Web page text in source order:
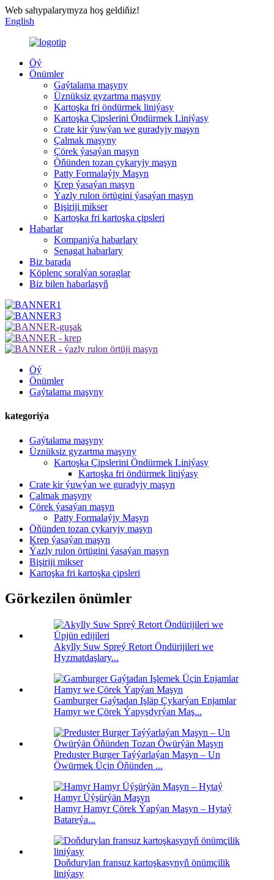
Web sahypalarymyza hoş geldiňiz!
English
Öý
Önümler
Gaýtalama maşyny
Üznüksiz gyzartma maşyny
Kartoşka fri öndürmek liniýasy
Kartoşka Çipslerini Öndürmek Liniýasy
Crate kir ýuwýan we guradyjy maşyn
Çalmak maşyny
Çörek ýasaýan maşyn
Öňünden tozan çykaryjy maşyn
Patty Formalaýjy Maşyn
Krep ýasaýan maşyn
Ýazly rulon örtügini ýasaýan maşyn
Bişiriji mikser
Kartoşka fri kartoşka çipsleri
Habarlar
Kompaniýa habarlary
Senagat habarlary
Biz barada
Köplenç soralýan soraglar
Biz bilen habarlaşyň
Öý
Önümler
Gaýtalama maşyny
kategoriýa
Gaýtalama maşyny
Üznüksiz gyzartma maşyny
Kartoşka Çipslerini Öndürmek Liniýasy
Kartoşka fri öndürmek liniýasy
Crate kir ýuwýan we guradyjy maşyn
Çalmak maşyny
Çörek ýasaýan maşyn
Patty Formalaýjy Maşyn
Öňünden tozan çykaryjy maşyn
Krep ýasaýan maşyn
Ýazly rulon örtügini ýasaýan maşyn
Bişiriji mikser
Kartoşka fri kartoşka çipsleri
Görkezilen önümler
Akylly Suw Spreý Retort Öndürijileri we
Hyzmatdaşlary...
Gamburger Gaýtadan Işläp Çykarýan Enjamlar
Hamyr we Çörek Ýapyşdyrýan Maş...
Preduster Burger Taýýarlaýan Maşyn – Un
Öwürmek Üçin Öňünden ...
Hamyr Hamyr Çörek Ýapýan Maşyn – Hytaý
Batareýa...
Doňdurylan fransuz kartoşkasynyň önümçilik
liniýasy